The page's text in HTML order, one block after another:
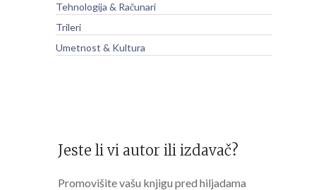
Tehnologija & Računari
Trileri
Umetnost & Kultura
Jeste li vi autor ili izdavač?
Promovišite vašu knjigu pred hiljadama